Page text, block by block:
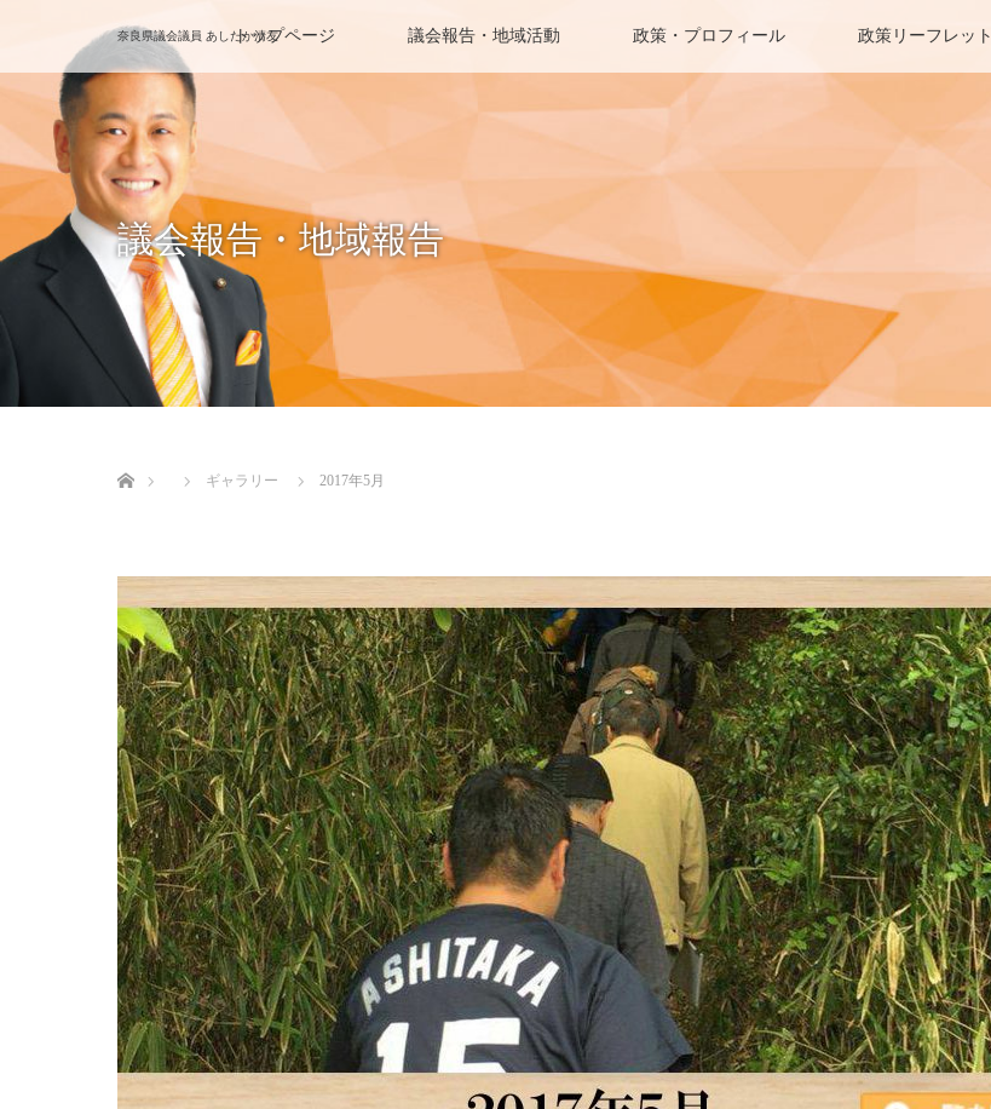
奈良県議会議員 あしたか清友トップページ 議会報告・地域活動 政策・プロフィール 政策リーフレット
議会報告・地域報告
ギャラリー
2017年5月